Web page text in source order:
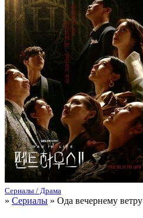
Сериалы / Драма
» Сериалы » Ода вечернему ветру